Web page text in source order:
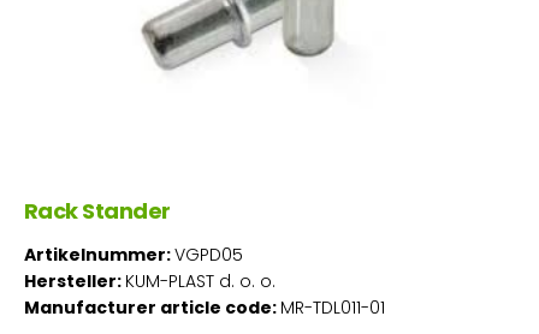
Rack Stander
Artikelnummer:VGPD05
Hersteller: KUM-PLAST d. o. o.
Manufacturer article code: MR-TDL011-01